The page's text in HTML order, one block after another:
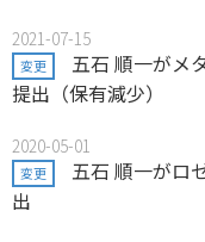
2021-07-15
変更
五石 順一がメ
提出（保有減少）
2020-05-01
変更
五石 順一がロ
出